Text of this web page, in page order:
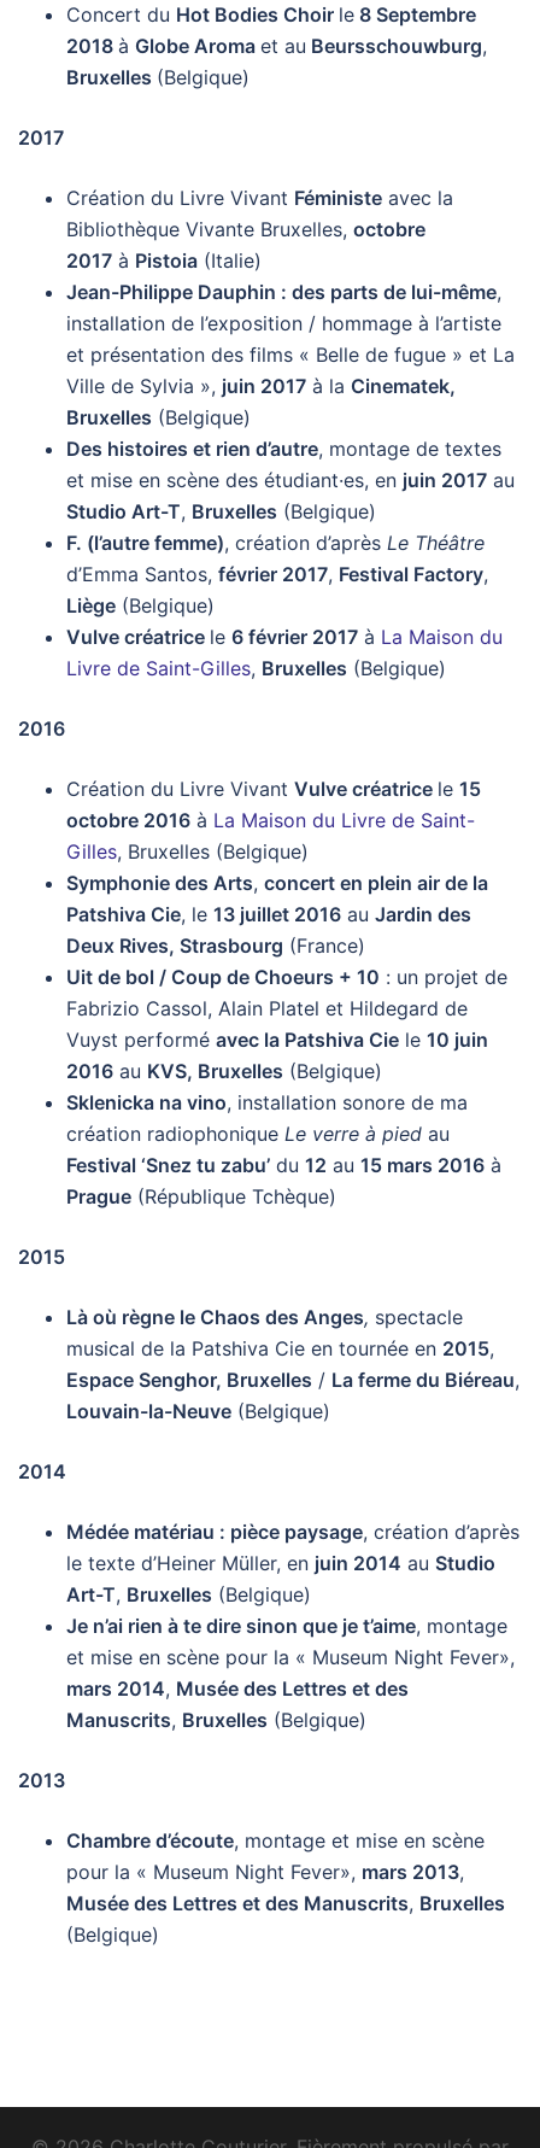
Concert du Hot Bodies Choir le 8 Septembre
2018 à Globe Aroma et au Beursschouwburg,
Bruxelles (Belgique)
2017
Création du Livre Vivant Féministe avec la
Bibliothèque Vivante Bruxelles, octobre
2017 à Pistoia (Italie)
Jean-Philippe Dauphin : des parts de lui-même,
installation de l’exposition / hommage à l’artiste
et présentation des films « Belle de fugue » et La
Ville de Sylvia », juin 2017 à la Cinematek,
Bruxelles (Belgique)
Des histoires et rien d’autre, montage de textes
et mise en scène des étudiant·es, en juin 2017 au
Studio Art-T, Bruxelles (Belgique)
F. (l’autre femme), création d’après Le Théâtre
d’Emma Santos, février 2017, Festival Factory,
Liège (Belgique)
Vulve créatrice le 6 février 2017 à La Maison du
Livre de Saint-Gilles, Bruxelles (Belgique)
2016
Création du Livre Vivant Vulve créatrice le 15
octobre 2016 à La Maison du Livre de Saint-
Gilles, Bruxelles (Belgique)
Symphonie des Arts, concert en plein air de la
Patshiva Cie, le 13 juillet 2016 au Jardin des
Deux Rives, Strasbourg (France)
Uit de bol / Coup de Choeurs + 10 : un projet de
Fabrizio Cassol, Alain Platel et Hildegard de
Vuyst performé avec la Patshiva Cie le 10 juin
2016 au KVS, Bruxelles (Belgique)
Sklenicka na vino, installation sonore de ma
création radiophonique Le verre à pied au
Festival ‘Snez tu zabu’ du 12 au 15 mars 2016 à
Prague (République Tchèque)
2015
Là où règne le Chaos des Anges, spectacle
musical de la Patshiva Cie en tournée en 2015,
Espace Senghor, Bruxelles / La ferme du Biéreau,
Louvain-la-Neuve (Belgique)
2014
Médée matériau : pièce paysage, création d’après
le texte d’Heiner Müller, en juin 2014 au Studio
Art-T, Bruxelles (Belgique)
Je n’ai rien à te dire sinon que je t’aime, montage
et mise en scène pour la « Museum Night Fever»,
mars 2014, Musée des Lettres et des
Manuscrits, Bruxelles (Belgique)
2013
Chambre d’écoute, montage et mise en scène
pour la « Museum Night Fever», mars 2013,
Musée des Lettres et des Manuscrits, Bruxelles
(Belgique)